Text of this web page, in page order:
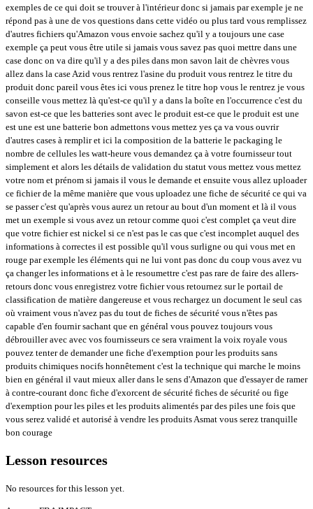
exemples de ce qui doit se trouver à l'intérieur donc si jamais par exemple je ne
répond pas à une de vos questions dans cette vidéo ou plus tard vous remplissez
d'autres fichiers qu'Amazon vous envoie sachez qu'il y a toujours une case
exemple ça peut vous être utile si jamais vous savez pas quoi mettre dans une
case donc on va dire qu'il y a des piles dans mon savon lait de chèvres vous
allez dans la case Azid vous rentrez l'asine du produit vous rentrez le titre du
produit donc pareil vous êtes ici vous prenez le titre hop vous le rentrez je vous
conseille vous mettez là qu'est-ce qu'il y a dans la boîte en l'occurrence c'est du
savon est-ce que les batteries sont avec le produit est-ce que le produit est une
est une est une batterie bon admettons vous mettez yes ça va vous ouvrir
d'autres cases à remplir et ici la composition de la batterie le packaging le
nombre de cellules les watt-heure vous demandez ça à votre fournisseur tout
simplement et alors les détails de validation du statut vous mettez vous mettez
votre nom et prénom si jamais il vous le demande et ensuite vous allez uploader
ce fichier de la même manière que vous uploadez une fiche de sécurité ce qui va
se passer c'est qu'après vous aurez un retour au bout d'un moment et là il vous
met un exemple si vous avez un retour comme quoi c'est complet ça veut dire
que votre fichier est nickel si ce n'est pas le cas que c'est incomplet auquel des
informations à correctes il est possible qu'il vous surligne ou qui vous met en
rouge par exemple les éléments qui ne lui vont pas donc du coup vous avez vu
ça changer les informations et à le resoumettre c'est pas rare de faire des allers-
retours donc vous enregistrez votre fichier vous retournez sur le portail de
classification de matière dangereuse et vous rechargez un document le seul cas
où vraiment vous n'avez pas du tout de fiches de sécurité vous n'êtes pas
capable d'en fournir sachant que en général vous pouvez toujours vous
débrouiller avec avec vos fournisseurs ce sera vraiment la voix royale vous
pouvez tenter de demander une fiche d'exemption pour les produits sans
produits chimiques nocifs honnêtement c'est la technique qui marche le moins
bien en général il vaut mieux aller dans le sens d'Amazon que d'essayer de ramer
à contre-courant donc fiche d'exorcent de sécurité fiches de sécurité ou fige
d'exemption pour les piles et les produits alimentés par des piles une fois que
vous serez validé et autorisé à vendre les produits Asmat vous serez tranquille
bon courage
Lesson resources
No resources for this lesson yet.